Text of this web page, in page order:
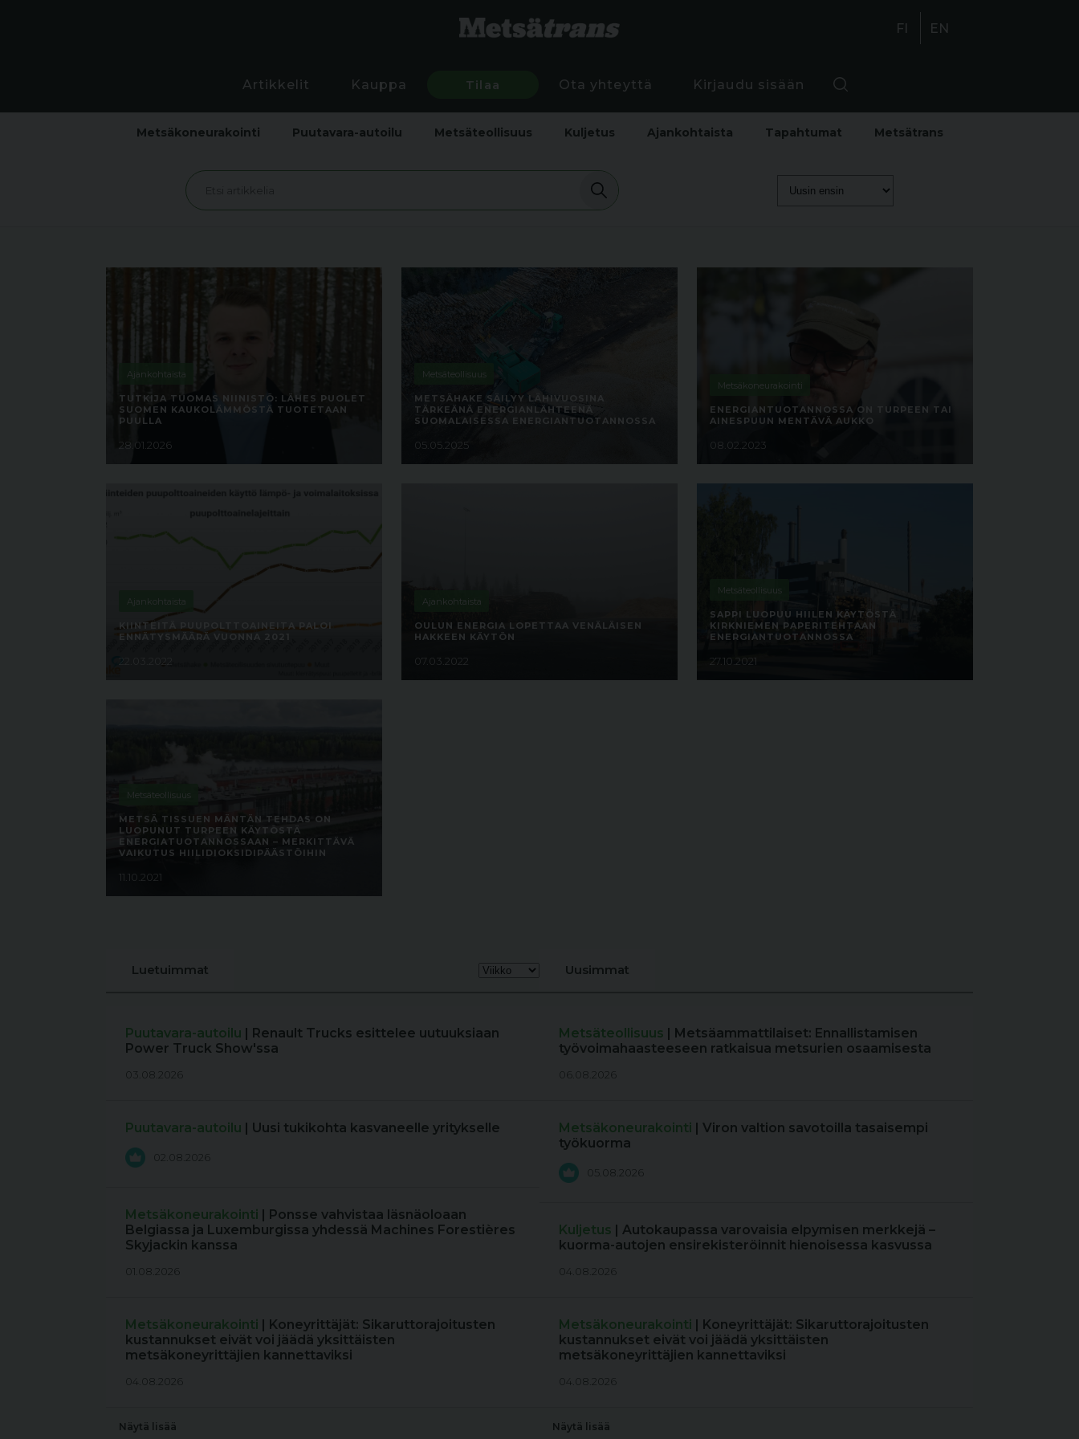
FI EN
Artikkelit Kauppa Tilaa Ota yhteyttä Kirjaudu sisään
Metsäkoneurakointi Puutavara-autoilu Metsäteollisuus Kuljetus Ajankohtaista Tapahtumat Metsätrans
Ajankohtaista
TUTKIJA TUOMAS NIINISTÖ: LÄHES PUOLET
SUOMEN KAUKOLÄMMÖSTÄ TUOTETAAN
PUULLA
28.01.2026
Metsäteollisuus
METSÄHAKE SÄILYY LÄHIVUOSINA
TÄRKEÄNÄ ENERGIANLÄHTEENÄ
SUOMALAISESSA ENERGIANTUOTANNOSSA
05.05.2025
Metsäkoneurakointi
ENERGIANTUOTANNOSSA ON TURPEEN TAI
AINESPUUN MENTÄVÄ AUKKO
08.02.2023
Ajankohtaista
KIINTEITÄ PUUPOLTTOAINEITA PALOI
ENNÄTYSMÄÄRÄ VUONNA 2021
22.03.2022
Ajankohtaista
OULUN ENERGIA LOPETTAA VENÄLÄISEN
HAKKEEN KÄYTÖN
07.03.2022
Metsäteollisuus
SAPPI LUOPUU HIILEN KÄYTÖSTÄ
KIRKNIEMEN PAPERITEHTAAN
ENERGIANTUOTANNOSSA
27.10.2021
Metsäteollisuus
METSÄ TISSUEN MÄNTÄN TEHDAS ON
LUOPUNUT TURPEEN KÄYTÖSTÄ
ENERGIATUOTANNOSSAAN – MERKITTÄVÄ
VAIKUTUS HIILIDIOKSIDIPÄÄSTÖIHIN
11.10.2021
Luetuimmat
Puutavara-autoilu | Renault Trucks esittelee uutuuksiaan
Power Truck Show'ssa
03.08.2026
Puutavara-autoilu | Uusi tukikohta kasvaneelle yritykselle
02.08.2026
Metsäkoneurakointi | Ponsse vahvistaa läsnäoloaan
Belgiassa ja Luxemburgissa yhdessä Machines Forestières
Skyjackin kanssa
01.08.2026
Metsäkoneurakointi | Koneyrittäjät: Sikaruttorajoitusten
kustannukset eivät voi jäädä yksittäisten
metsäkoneyrittäjien kannettaviksi
04.08.2026
Näytä lisää
Uusimmat
Metsäteollisuus | Metsäammattilaiset: Ennallistamisen
työvoimahaasteeseen ratkaisua metsurien osaamisesta
06.08.2026
Metsäkoneurakointi | Viron valtion savotoilla tasaisempi
työkuorma
05.08.2026
Kuljetus | Autokaupassa varovaisia elpymisen merkkejä –
kuorma-autojen ensirekisteröinnit hienoisessa kasvussa
04.08.2026
Metsäkoneurakointi | Koneyrittäjät: Sikaruttorajoitusten
kustannukset eivät voi jäädä yksittäisten
metsäkoneyrittäjien kannettaviksi
04.08.2026
Näytä lisää